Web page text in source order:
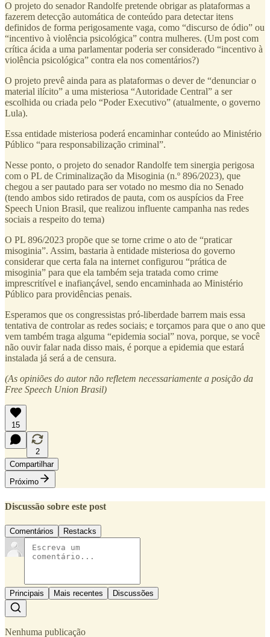
O projeto do senador Randolfe pretende obrigar as plataformas a
fazerem detecção automática de conteúdo para detectar itens
definidos de forma perigosamente vaga, como “discurso de ódio” ou
“incentivo à violência psicológica” contra mulheres. (Um post com
crítica ácida a uma parlamentar poderia ser considerado “incentivo à
violência psicológica” contra ela nos comentários?)
O projeto prevê ainda para as plataformas o dever de “denunciar o
material ilícito” a uma misteriosa “Autoridade Central” a ser
escolhida ou criada pelo “Poder Executivo” (atualmente, o governo
Lula).
Essa entidade misteriosa poderá encaminhar conteúdo ao Ministério
Público “para responsabilização criminal”.
Nesse ponto, o projeto do senador Randolfe tem sinergia perigosa
com o PL de Criminalização da Misoginia (n.º 896/2023), que
chegou a ser pautado para ser votado no mesmo dia no Senado
(tendo ambos sido retirados de pauta, com os auspícios da Free
Speech Union Brasil, que realizou influente campanha nas redes
sociais a respeito do tema)
O PL 896/2023 propõe que se torne crime o ato de “praticar
misoginia”. Assim, bastaria à entidade misteriosa do governo
considerar que certa fala na internet configurou “prática de
misoginia” para que ela também seja tratada como crime
imprescritível e inafiançável, sendo encaminhada ao Ministério
Público para providências penais.
Esperamos que os congressistas pró-liberdade barrem mais essa
tentativa de controlar as redes sociais; e torçamos para que o ano que
vem também traga alguma “epidemia social” nova, porque, se você
não ouvir falar nada disso mais, é porque a epidemia que estará
instalada já será a de censura.
(As opiniões do autor não refletem necessariamente a posição da
Free Speech Union Brasil)
15
2
Compartilhar
Próximo
Discussão sobre este post
Comentários Restacks
Principais Mais recentes Discussões
Nenhuma publicação